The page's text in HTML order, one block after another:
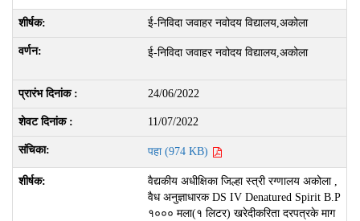
ई-निविदा जवाहर नवोदय विद्यालय,अकोला
ई-निविदा जवाहर नवोदय विद्यालय,अकोला
24/06/2022
11/07/2022
पहा (974 KB)
वैद्यकीय अधीक्षिका जिल्हा स्त्री रग्णालय अकोला ,
वैध अनुज्ञाधारक DS IV Denatured Spirit B.P
१००० मला(१ लिटर) खरेदीकरिता दरपत्रके माग